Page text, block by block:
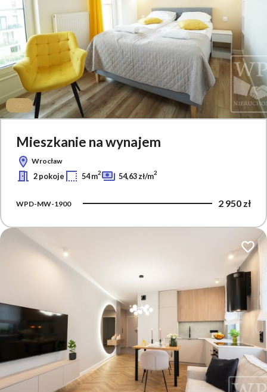
Video
Mieszkanie na wynajem
Wrocław
2 pokoje 54 m2 54,63 zł/m2
WPD-MW-1900 2 950 zł
Dodaj